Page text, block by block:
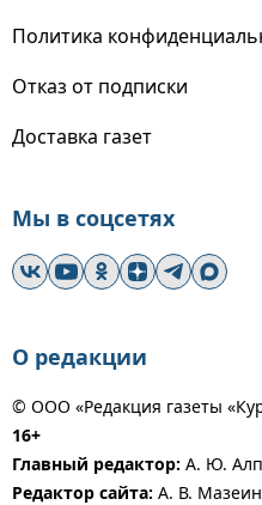
Политика
Отказ от подписки
Доставка газет
Мы в соцсетях
О редакции
© ООО «Редакция газеты
16+
Главный редактор: А. Ю.
Редактор сайта: А. В.